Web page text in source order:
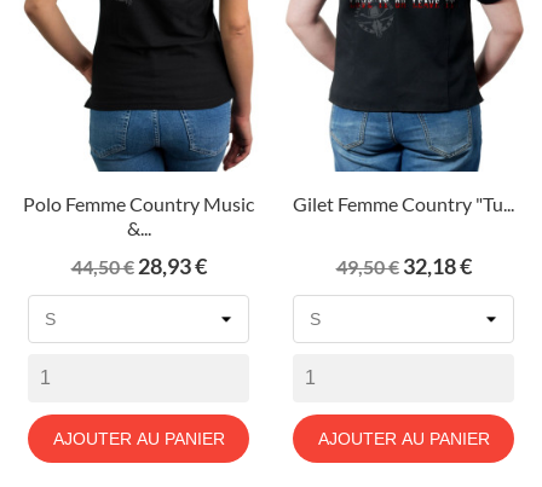
Polo Femme Country Music
&...
Prix
de
44,50 € Prix
28,93 €
AJOUTER AU PANIER
Gilet Femme Country "Tu...
Prix
de
49,50 € Prix
32,18 €
AJOUTER AU PANIER